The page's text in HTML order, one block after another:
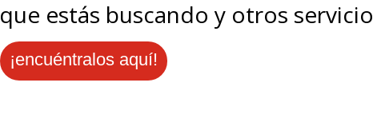
¡encuéntralos aquí!
que estás buscando y otros